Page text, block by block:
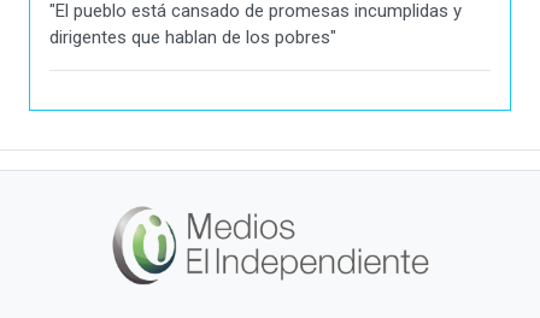
"El pueblo está cansado de promesas incumplidas y
dirigentes que hablan de los pobres"